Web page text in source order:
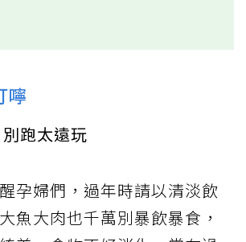
嚀
跑太遠玩
孕婦們，過年時請以清淡飲
魚大肉也千萬別暴飲暴食，